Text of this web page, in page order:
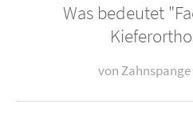
Die
Was bedeutet
von